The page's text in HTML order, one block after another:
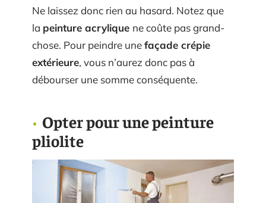
Ne laissez donc rien au hasard. Notez que
la peinture acrylique ne coûte pas grand-
chose. Pour peindre unefaçade crépie
extérieure, vous n’aurez donc pas à
débourser une somme conséquente.
Opter pour une peinture
pliolite